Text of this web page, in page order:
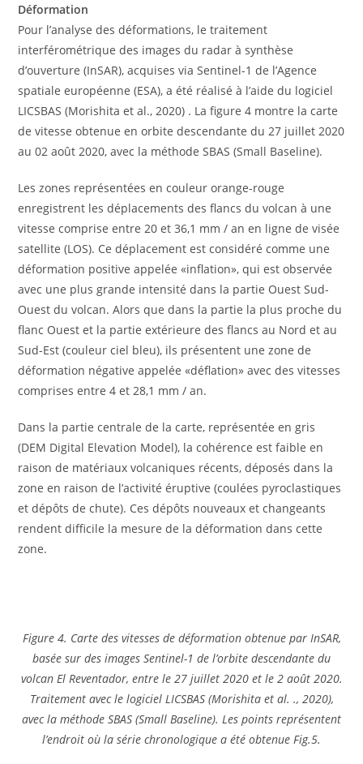
Déformation
Pour l’analyse des déformations, le traitement
interférométrique des images du radar à synthèse
d’ouverture (InSAR), acquises via Sentinel-1 de l’Agence
spatiale européenne (ESA), a été réalisé à l’aide du logiciel
LICSBAS (Morishita et al., 2020) . La figure 4 montre la carte
de vitesse obtenue en orbite descendante du 27 juillet 2020
au 02 août 2020, avec la méthode SBAS (Small Baseline).
Les zones représentées en couleur orange-rouge
enregistrent les déplacements des flancs du volcan à une
vitesse comprise entre 20 et 36,1 mm / an en ligne de visée
satellite (LOS). Ce déplacement est considéré comme une
déformation positive appelée «inflation», qui est observée
avec une plus grande intensité dans la partie Ouest Sud-
Ouest du volcan. Alors que dans la partie la plus proche du
flanc Ouest et la partie extérieure des flancs au Nord et au
Sud-Est (couleur ciel bleu), ils présentent une zone de
déformation négative appelée «déflation» avec des vitesses
comprises entre 4 et 28,1 mm / an.
Dans la partie centrale de la carte, représentée en gris
(DEM Digital Elevation Model), la cohérence est faible en
raison de matériaux volcaniques récents, déposés dans la
zone en raison de l’activité éruptive (coulées pyroclastiques
et dépôts de chute). Ces dépôts nouveaux et changeants
rendent difficile la mesure de la déformation dans cette
zone.
Figure 4. Carte des vitesses de déformation obtenue par InSAR,
basée sur des images Sentinel-1 de l’orbite descendante du
volcan El Reventador, entre le 27 juillet 2020 et le 2 août 2020.
Traitement avec le logiciel LICSBAS (Morishita et al. ., 2020),
avec la méthode SBAS (Small Baseline). Les points représentent
l’endroit où la série chronologique a été obtenue Fig.5.